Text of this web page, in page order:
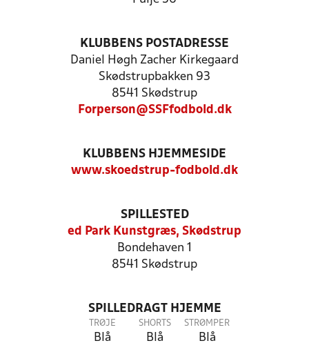
KLUBBENS POSTADRESSE
Daniel Høgh Zacher Kirkegaard
Skødstrupbakken 93
8541 Skødstrup
Forperson@SSFfodbold.dk
KLUBBENS HJEMMESIDE
www.skoedstrup-fodbold.dk
SPILLESTED
ed Park Kunstgræs, Skødstrup
Bondehaven 1
8541 Skødstrup
SPILLEDRAGT HJEMME
TRØJE
Blå
SHORTS
Blå
STRØMPER
Blå